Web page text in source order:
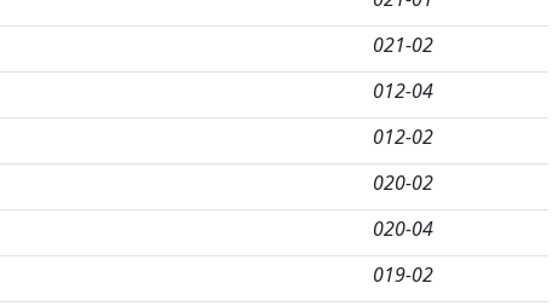
021-02
012-04
012-02
020-02
020-04
019-02